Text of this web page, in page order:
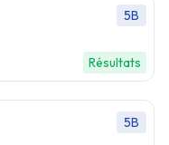
5B
Résultats
5B